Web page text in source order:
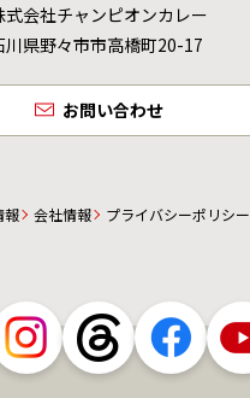
式会社チャンピオンカレー
川県野々市市高橋町20-17
お問い合わせ
報 会社情報 プライバシーポリシー